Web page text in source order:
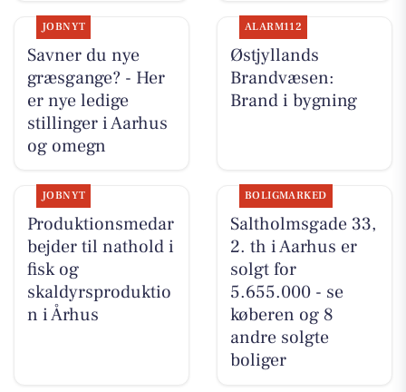
JOBNYT
Savner du nye
græsgange? - Her
er nye ledige
stillinger i Aarhus
og omegn
ALARM112
Østjyllands
Brandvæsen:
Brand i bygning
JOBNYT
Produktionsmedar
bejder til nathold i
fisk og
skaldyrsproduktio
n i Århus
BOLIGMARKED
Saltholmsgade 33,
2. th i Aarhus er
solgt for
5.655.000 - se
køberen og 8
andre solgte
boliger